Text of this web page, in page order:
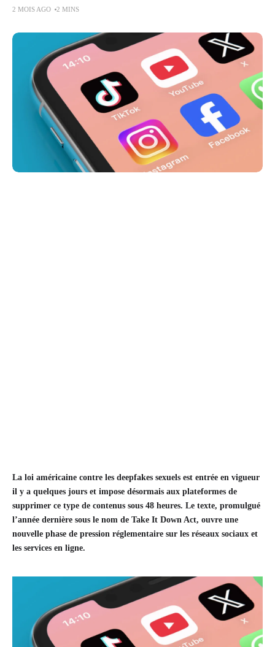
2 MOIS AGO 2 MINS
La loi américaine contre les deepfakes sexuels est entrée en vigueur
il y a quelques jours et impose désormais aux plateformes de
supprimer ce type de contenus sous 48 heures. Le texte, promulgué
l’année dernière sous le nom de Take It Down Act, ouvre une
nouvelle phase de pression réglementaire sur les réseaux sociaux et
les services en ligne.